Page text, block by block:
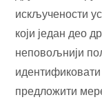
искључености
који један део
неповољнији
предложити